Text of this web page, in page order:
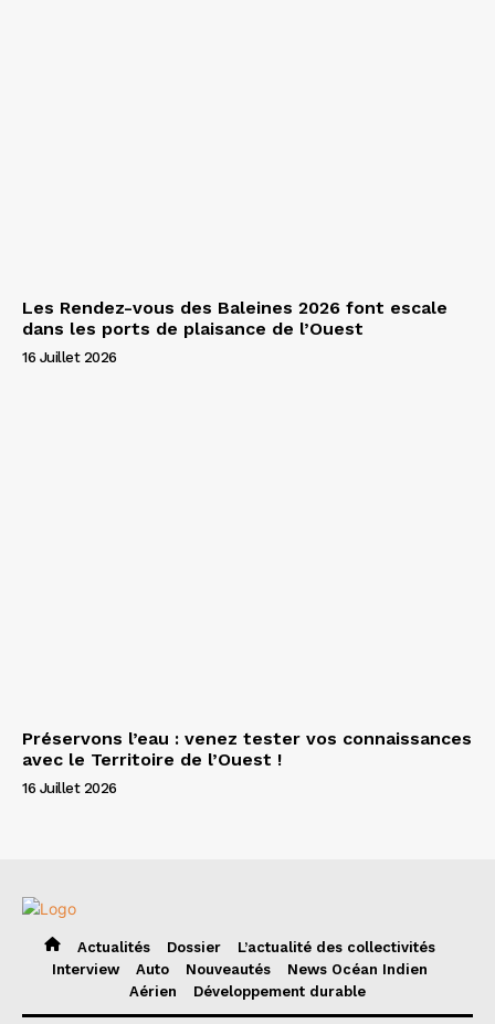
Les Rendez-vous des Baleines 2026 font escale
dans les ports de plaisance de l’Ouest
16 Juillet 2026
Préservons l’eau : venez tester vos connaissances
avec le Territoire de l’Ouest !
16 Juillet 2026
Actualités Dossier
L’actualité des collectivités
Interview
Auto Nouveautés
News Océan Indien
Aérien
Développement durable